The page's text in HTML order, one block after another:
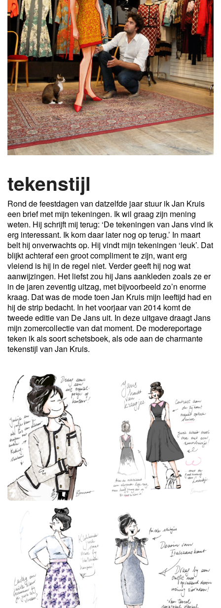
tekenstijl
Rond de feestdagen van datzelfde jaar stuur ik Jan Kruis
een brief met mijn tekeningen. Ik wil graag zijn mening
weten. Hij schrijft mij terug: ‘De tekeningen van Jans vind ik
erg interessant. Ik kom daar later nog op terug.’ In maart
belt hij onverwachts op. Hij vindt mijn tekeningen ‘leuk’. Dat
blijkt achteraf een groot compliment te zijn, want erg
vleiend is hij in de regel niet. Verder geeft hij nog wat
aanwijzingen. Het liefst zou hij Jans aankleden zoals ze er
in de jaren zeventig uitzag, met bijvoorbeeld zo’n enorme
kraag. Dat was de mode toen Jan Kruis mijn leeftijd had en
hij de strip bedacht. In het voorjaar van 2014 komt de
tweede editie van De Jans uit. In deze uitgave draagt Jans
mijn zomercollectie van dat moment. De modereportage
teken ik als soort schetsboek, als ode aan de charmante
tekenstijl van Jan Kruis.